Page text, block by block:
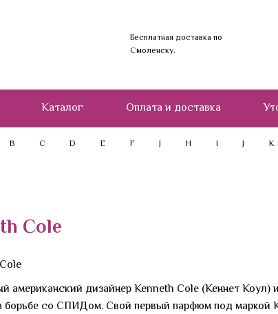
Бесплатная доставка по
Смоленску.
Каталог Оплата и доставка
B C D E F J H I J K
Cole
американский дизайнер Kenneth Cole (Кеннет
борьбе со СПИДом. Свой первый парфюм под маркой